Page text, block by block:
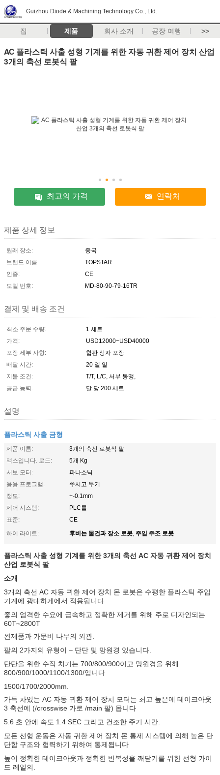
Guizhou Diode & Machining Technology Co., Ltd.
집 제품 회사 소개 공장 여행 >>
AC 플라스틱 사출 성형 기계를 위한 자동 귀환 제어 장치 산업
3개의 축선 로봇식 팔
최고의 가격 연락처
제품 상세 정보
원래 장소:
중국
브랜드 이름:
TOPSTAR
인증:
CE
모델 번호:
MD-80-90-79-16TR
결제 및 배송 조건
최소 주문 수량:
1 세트
가격:
USD12000~USD40000
포장 세부 사항:
합판 상자 포장
배달 시간:
20 일 일
지불 조건:
T/T, L/C, 서부 동맹,
공급 능력:
달 당 200 세트
설명
플라스틱 사출 금형
제품 이름:
3개의 축선 로봇식 팔
맥스입니다. 로드:
5개 Kg
서보 모터:
파나소닉
응용 프로그램:
쑤시고 두기
정도:
+-0.1mm
제어 시스템:
PLC를
표준:
CE
하이 라이트:
후비는 물건과 장소 로봇, 주입 주조 로봇
플라스틱 사출 성형 기계를 위한 3개의 축선 AC 자동 귀환 제어 장치
산업 로봇식 팔
소개
3개의 축선 AC 자동 귀환 제어 장치 몬 로봇은 수평한 플라스틱 주입
기계에 광대하게에서 적용됩니다
좋의 엄격한 수요에 급속하고 정확한 제거를 위해 주로 디자인되는
60T~2800T
완제품과 가문비 나무의 외관.
팔의 2가지의 유형이 – 단단 및 망원경 있습니다.
단단을 위한 수직 치기는 700/800/900이고 망원경을 위해
800/900/1000/1100/1300/입니다
1500/1700/2000mm.
가득 차있는 AC 자동 귀환 제어 장치 모터는 최고 높은에 테이크아웃
3 축선에 (/crosswise 가로 /main 팔) 몹니다
5.6 초 안에 속도 1.4 SEC 그리고 건조한 주기 시간.
모든 선형 운동은 자동 귀환 제어 장치 몬 통제 시스템에 의해 높은 단
단함 구조와 협력하기 위하여 통제됩니다
높이 정확한 테이크아웃과 정확한 반복성을 깨닫기를 위한 선형 가이
드 레일의.